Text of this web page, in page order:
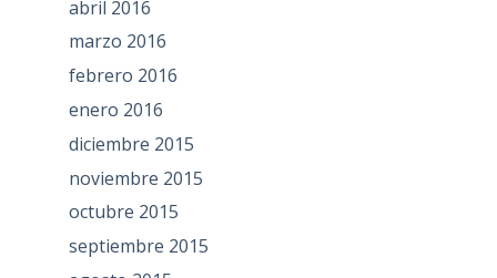
abril 2016
marzo 2016
febrero 2016
enero 2016
diciembre 2015
noviembre 2015
octubre 2015
septiembre 2015